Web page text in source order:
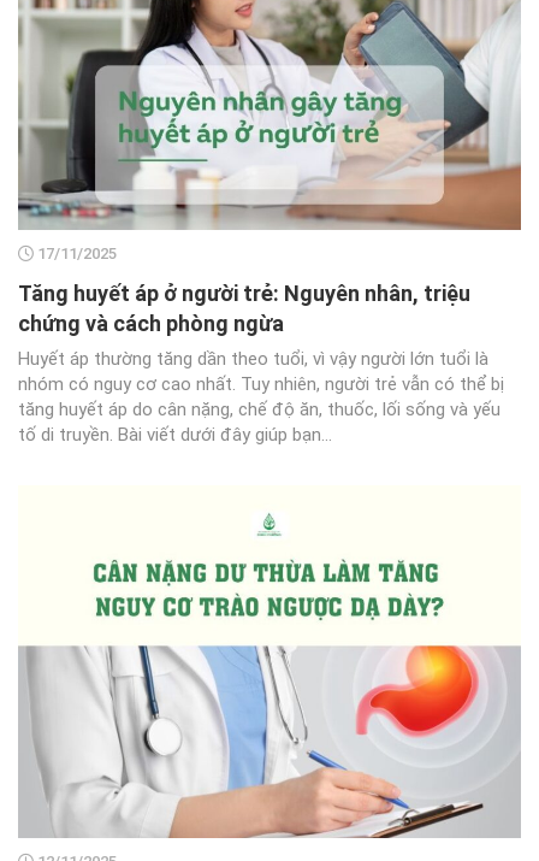
17/11/2025
Tăng huyết áp ở người trẻ: Nguyên nhân, triệu
chứng và cách phòng ngừa
Huyết áp thường tăng dần theo tuổi, vì vậy người lớn tuổi là
nhóm có nguy cơ cao nhất. Tuy nhiên, người trẻ vẫn có thể bị
tăng huyết áp do cân nặng, chế độ ăn, thuốc, lối sống và yếu
tố di truyền. Bài viết dưới đây giúp bạn...